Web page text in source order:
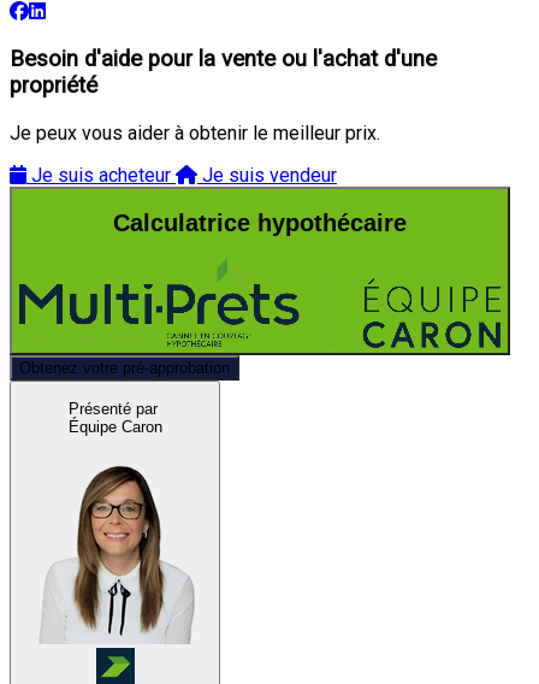
Besoin d'aide pour la vente ou l'achat d'une
propriété
Je peux vous aider à obtenir le meilleur prix.
Je suis acheteur
Je suis vendeur
Calculatrice hypothécaire
Obtenez votre pré-approbation
Présenté par
Équipe Caron